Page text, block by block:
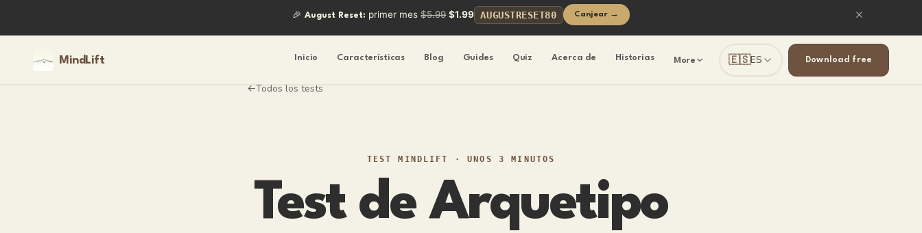
🎉August Reset: primer mes $5.99 $1.99 AUGUSTRESET80 Canjear →
MindLift Inicio Características Blog Guides Quiz Acerca de Historias More 🇪🇸ES Download free
←Todos los tests
TEST MINDLIFT ·UNOS 3 MINUTOS
Test de Arquetipo